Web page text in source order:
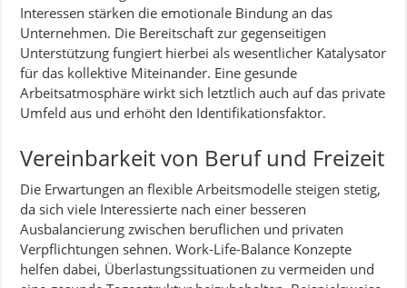
Interessen stärken die emotionale Bindung an das
Unternehmen. Die Bereitschaft zur gegenseitigen
Unterstützung fungiert hierbei als wesentlicher Katalysator
für das kollektive Miteinander. Eine gesunde
Arbeitsatmosphäre wirkt sich letztlich auch auf das private
Umfeld aus und erhöht den Identifikationsfaktor.
Vereinbarkeit von Beruf und Freizeit
Die Erwartungen an flexible Arbeitsmodelle steigen stetig,
da sich viele Interessierte nach einer besseren
Ausbalancierung zwischen beruflichen und privaten
Verpflichtungen sehnen. Work-Life-Balance Konzepte
helfen dabei, Überlastungssituationen zu vermeiden und